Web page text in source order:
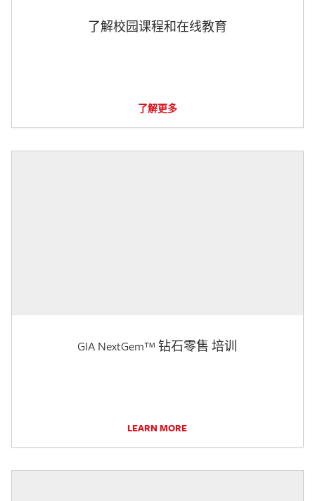
了解校园课程和在线教育
了解更多
GIA NextGem™ 钻石零售 培训
LEARN MORE